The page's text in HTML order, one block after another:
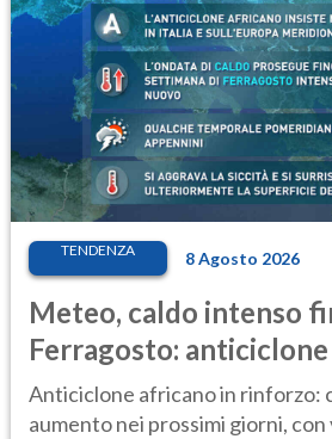
TENDENZA 8 Agosto 2026
Meteo, caldo intenso
Ferragosto:
ancora protagonista
Anticiclone africano in rinforzo:
aumento nei prossimi giorni,